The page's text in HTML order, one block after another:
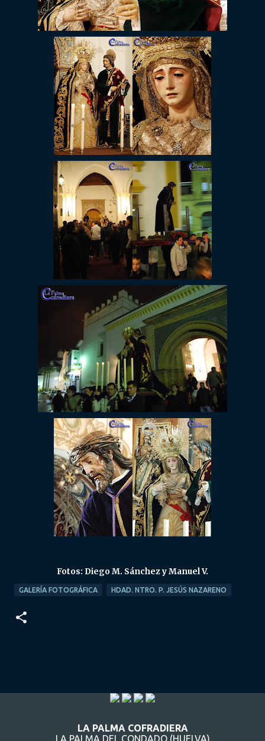
Fotos: Diego M. Sánchez y Manuel V.
GALERÍA FOTOGRÁFICA HDAD. NTRO. P. JESÚS NAZARENO
LA PALMA COFRADIERA
LA PALMA DEL CONDADO (HUELVA)